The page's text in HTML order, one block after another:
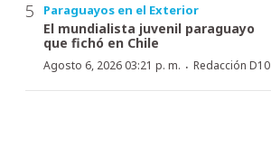
Paraguayos en el Exterior
El mundialista juvenil paraguayo
que fichó en Chile
Agosto 6, 2026 03:21 p. m. · Redacción D10